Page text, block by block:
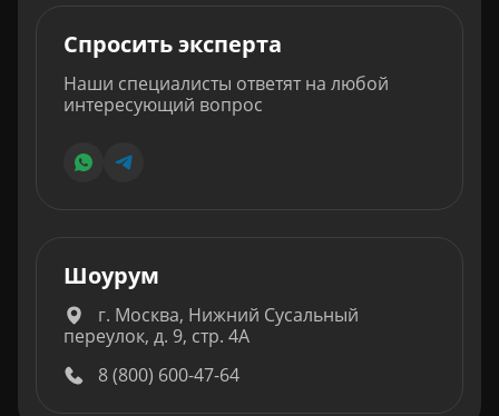
Спросить эксперта
Наши специалисты ответят на любой
интересующий вопрос
Шоурум
г. Москва, Нижний Сусальный
переулок, д. 9, стр. 4А
8 (800) 600-47-64